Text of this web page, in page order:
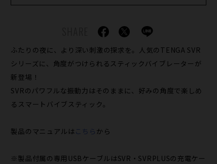
ふたりの夜に、より深い刺激の探求を。人気のTENGA SVR
シリーズに、角度がつけられるスティックバイブレーターが
新登場！
SVRのパワフルな振動力はそのままに、好みの角度で楽しめ
るスマートバイブスティック。
製品のマニュアルは こちら から
※製品付属の専用USBケーブルはSVR・SVRPLUSの充電ケー